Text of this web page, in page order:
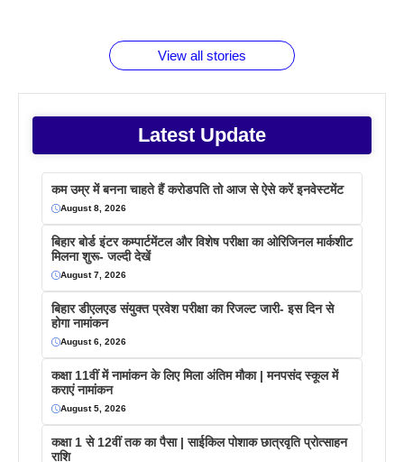
View all stories
Latest Update
कम उम्र में बनना चाहते हैं करोडपति तो आज से ऐसे करें इनवेस्टमेंट
August 8, 2026
बिहार बोर्ड इंटर कम्पार्टमेंटल और विशेष परीक्षा का ओरिजिनल मार्कशीट
मिलना शुरू- जल्दी देखें
August 7, 2026
बिहार डीएलएड संयुक्त प्रवेश परीक्षा का रिजल्ट जारी- इस दिन से
होगा नामांकन
August 6, 2026
कक्षा 11वीं में नामांकन के लिए मिला अंतिम मौका | मनपसंद स्कूल में
कराएं नामांकन
August 5, 2026
कक्षा 1 से 12वीं तक का पैसा | साईकिल पोशाक छात्रवृति प्रोत्साहन
राशि